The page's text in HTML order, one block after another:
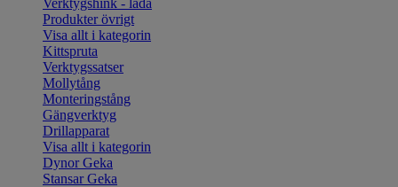
Verktygshink - låda
Produkter övrigt
Visa allt i kategorin
Kittspruta
Verktygssatser
Mollytång
Monteringstång
Gängverktyg
Drillapparat
Visa allt i kategorin
Dynor Geka
Stansar Geka